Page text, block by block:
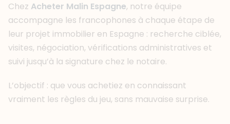
Chez Acheter Malin Espagne, notre équipe
accompagne les francophones à chaque étape de
leur projet immobilier en Espagne : recherche ciblée,
visites, négociation, vérifications administratives et
suivi jusqu’à la signature chez le notaire.
L’objectif : que vous achetiez en connaissant
vraiment les règles du jeu, sans mauvaise surprise.